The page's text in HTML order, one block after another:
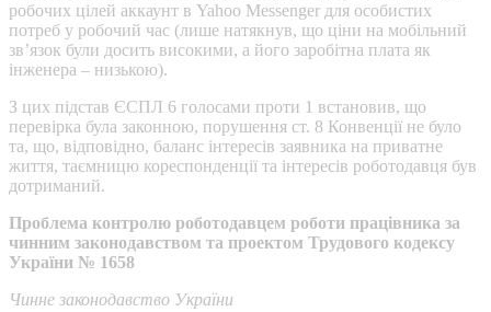
робочих цілей аккаунт в Yahoo Messenger для особистих
потреб у робочий час (лише натякнув, що ціни на мобільний
зв’язок були досить високими, а його заробітна плата як
інженера – низькою).
З цих підстав ЄСПЛ 6 голосами проти 1 встановив, що
перевірка була законною, порушення ст. 8 Конвенції не було
та, що, відповідно, баланс інтересів заявника на приватне
життя, таємницю кореспонденції та інтересів роботодавця був
дотриманий.
Проблема контролю роботодавцем роботи працівника за
чинним законодавством та проектом Трудового кодексу
України № 1658
Чинне законодавство України